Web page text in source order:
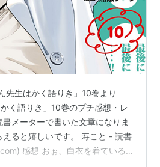
先生はかく語りき」10巻より
く語りき」10巻のプチ感想・レ
メーターで書いた文章になりま
ると嬉しいです。 寿こと - 読書
感想 おぉ、白衣を着ている